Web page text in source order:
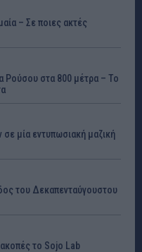
– Σε ποιες ακτές
Ρούσου στα 800 μέτρα – Το
σε μία εντυπωσιακή μαζική
του Δεκαπενταύγουστου
το Sojo Lab